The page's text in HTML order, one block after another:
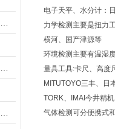
电子天平、水分计：
力学检测主要是扭力
横河、国产津源等
环境检测主要有温湿
量具工具:卡尺、高度
MITUTOYO三丰、日
TORK、IMAI今井精
气体检测可分便携式